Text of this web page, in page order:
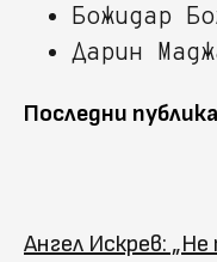
Божидар
Дарин
Последни
Ангел Искрев: